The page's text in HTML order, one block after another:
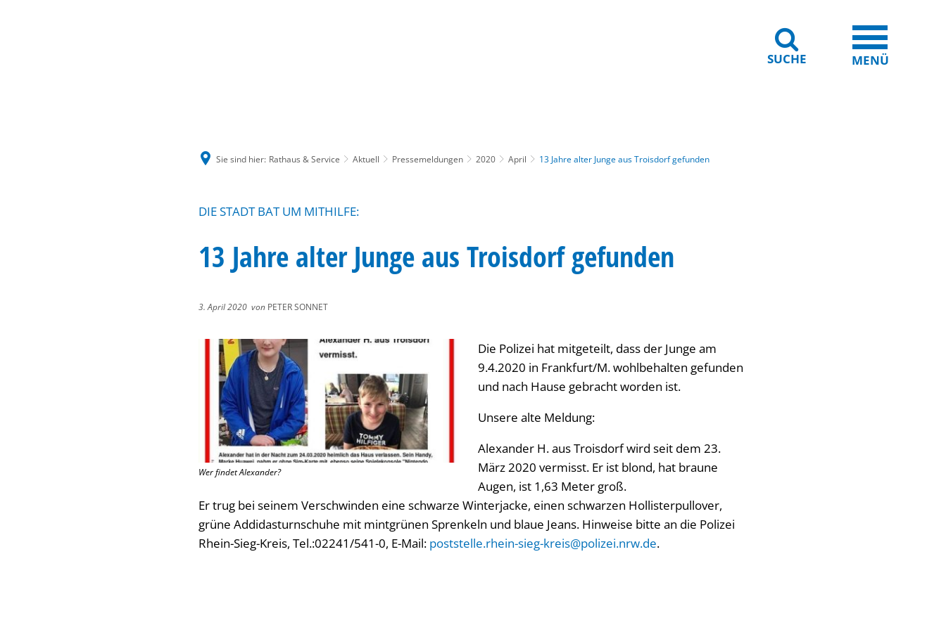
SUCHE MENÜ
Sie sind hier: Rathaus & Service Aktuell Pressemeldungen 2020 April 13 Jahre alter Junge aus Troisdorf gefunden
DIE STADT BAT UM MITHILFE:
13 Jahre alter Junge aus Troisdorf gefunden
3. April 2020 von PETER SONNET
Wer findet Alexander?
Die Polizei hat mitgeteilt, dass der Junge am
9.4.2020 in Frankfurt/M. wohlbehalten gefunden
und nach Hause gebracht worden ist.
Unsere alte Meldung:
Alexander H. aus Troisdorf wird seit dem 23.
März 2020 vermisst. Er ist blond, hat braune
Augen, ist 1,63 Meter groß.
Er trug bei seinem Verschwinden eine schwarze Winterjacke, einen schwarzen Hollisterpullover,
grüne Addidasturnschuhe mit mintgrünen Sprenkeln und blaue Jeans. Hinweise bitte an die Polizei
Rhein-Sieg-Kreis, Tel.:02241/541-0, E-Mail: poststelle.rhein-sieg-kreis@polizei.nrw.de.